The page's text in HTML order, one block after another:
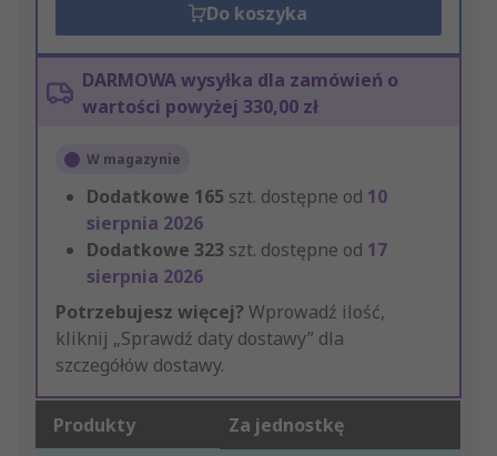
Do koszyka
DARMOWA wysyłka dla zamówień o
wartości powyżej 330,00 zł
W magazynie
Dodatkowe 165 szt. dostępne od 10
sierpnia 2026
Dodatkowe 323 szt. dostępne od 17
sierpnia 2026
Potrzebujesz więcej? Wprowadź ilość,
kliknij „Sprawdź daty dostawy” dla
szczegółów dostawy.
Produkty Za jednostkę